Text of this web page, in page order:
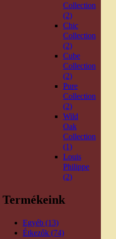
Collection
(2)
Chic
Collection
(2)
Cube
Collection
(2)
Pure
Collection
(2)
Wild
Oak
Collection
(1)
Louis
Philippe
(2)
Termékeink
Egyéb (13)
Étkezők (74)